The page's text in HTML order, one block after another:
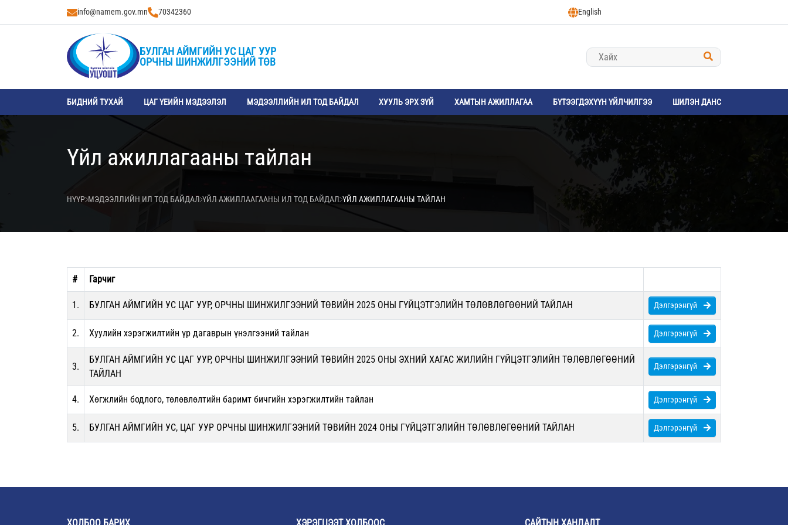
info@namem.gov.mn 70342360 English
БУЛГАН АЙМГИЙН УС ЦАГ УУР
ОРЧНЫ ШИНЖИЛГЭЭНИЙ ТӨВ
БИДНИЙ ТУХАЙ ЦАГ ҮЕИЙН МЭДЭЭЛЭЛ МЭДЭЭЛЛИЙН ИЛ ТОД БАЙДАЛ ХУУЛЬ ЭРХ ЗҮЙ ХАМТЫН АЖИЛЛАГАА БҮТЭЭГДЭХҮҮН ҮЙЛЧИЛГЭЭ ШИЛЭН ДАНС
Үйл ажиллагааны тайлан
НҮҮР МЭДЭЭЛЛИЙН ИЛ ТОД БАЙДАЛ ҮЙЛ АЖИЛЛААГААНЫ ИЛ ТОД БАЙДАЛ ҮЙЛ АЖИЛЛАГААНЫ ТАЙЛАН
# Гарчиг
1. БУЛГАН АЙМГИЙН УС ЦАГ УУР, ОРЧНЫ ШИНЖИЛГЭЭНИЙ ТӨВИЙН 2025 ОНЫ ГҮЙЦЭТГЭЛИЙН ТӨЛӨВЛӨГӨӨНИЙ ТАЙЛАН Дэлгэрэнгүй
2. Хуулийн хэрэгжилтийн үр дагаврын үнэлгээний тайлан Дэлгэрэнгүй
3.
БУЛГАН АЙМГИЙН УС ЦАГ УУР, ОРЧНЫ ШИНЖИЛГЭЭНИЙ ТӨВИЙН 2025 ОНЫ ЭХНИЙ ХАГАС ЖИЛИЙН ГҮЙЦЭТГЭЛИЙН ТӨЛӨВЛӨГӨӨНИЙ
ТАЙЛАН
Дэлгэрэнгүй
4. Хөгжлийн бодлого, төлөвлөлтийн баримт бичгийн хэрэгжилтийн тайлан Дэлгэрэнгүй
5. БУЛГАН АЙМГИЙН УС, ЦАГ УУР ОРЧНЫ ШИНЖИЛГЭЭНИЙ ТӨВИЙН 2024 ОНЫ ГҮЙЦЭТГЭЛИЙН ТӨЛӨВЛӨГӨӨНИЙ ТАЙЛАН Дэлгэрэнгүй